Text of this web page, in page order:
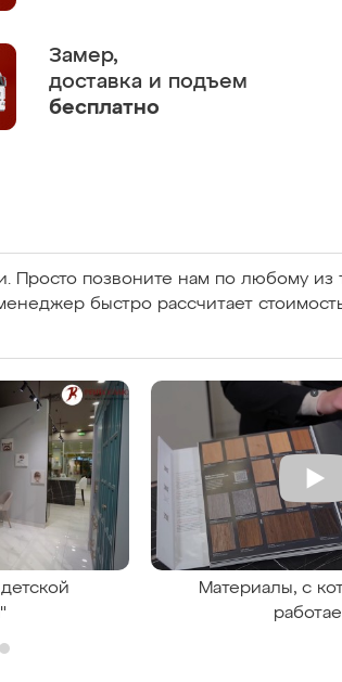
Замер,
доставка и подъем
бесплатно
Просто позвоните нам по любому из
быстро рассчитает
Материалы, с